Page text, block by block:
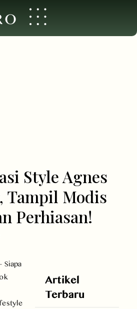
Style Agnes
Tampil Modis
Perhiasan!
Siapa
Artikel
Terbaru